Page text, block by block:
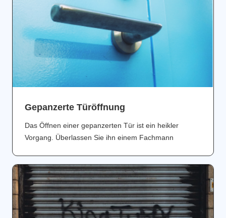
Gepanzerte Türöffnung
Das Öffnen einer gepanzerten Tür ist ein heikler
Vorgang. Überlassen Sie ihn einem Fachmann